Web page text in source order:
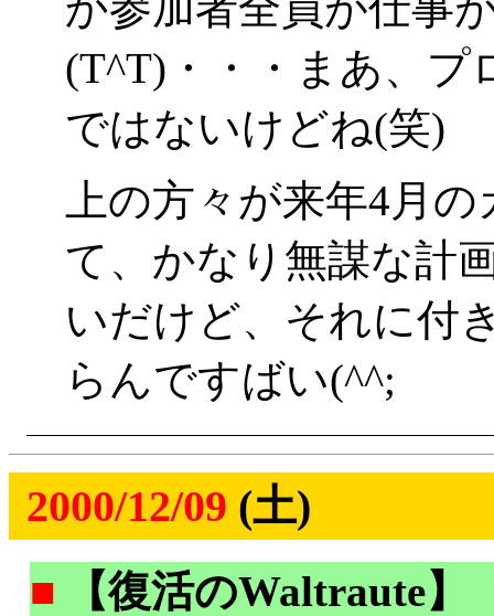
(T^T)・・・まあ、プ
ではないけどね(笑)
上の方々が来年4月
て、かなり無謀な計
いだけど、それに付
らんですばい(^^;
2000/12/09 (土)
■
【復活のWaltraute】